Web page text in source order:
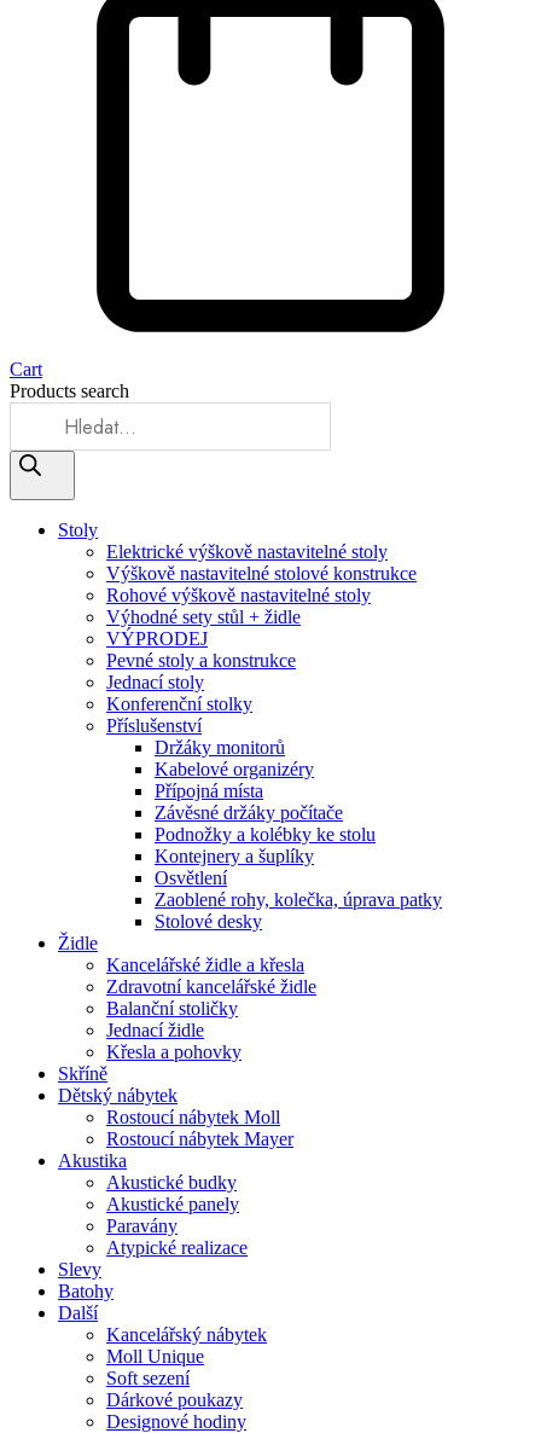
Cart
Products search
Stoly
Elektrické výškově nastavitelné stoly
Výškově nastavitelné stolové konstrukce
Rohové výškově nastavitelné stoly
Výhodné sety stůl + židle
VÝPRODEJ
Pevné stoly a konstrukce
Jednací stoly
Konferenční stolky
Příslušenství
Držáky monitorů
Kabelové organizéry
Přípojná místa
Závěsné držáky počítače
Podnožky a kolébky ke stolu
Kontejnery a šuplíky
Osvětlení
Zaoblené rohy, kolečka, úprava patky
Stolové desky
Židle
Kancelářské židle a křesla
Zdravotní kancelářské židle
Balanční stoličky
Jednací židle
Křesla a pohovky
Skříně
Dětský nábytek
Rostoucí nábytek Moll
Rostoucí nábytek Mayer
Akustika
Akustické budky
Akustické panely
Paravány
Atypické realizace
Slevy
Batohy
Další
Kancelářský nábytek
Moll Unique
Soft sezení
Dárkové poukazy
Designové hodiny